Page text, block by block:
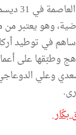
وهو يعتبر
ساهم في توطيد
وطبّقها على
وعلي
بكّار